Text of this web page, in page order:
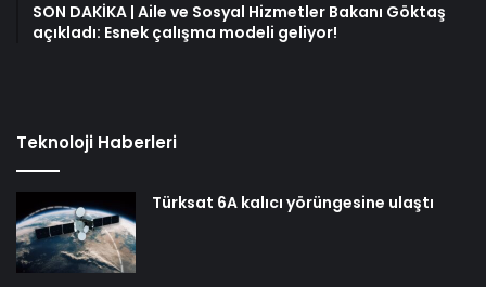
SON DAKİKA | Aile ve Sosyal Hizmetler Bakanı Göktaş
açıkladı: Esnek çalışma modeli geliyor!
Teknoloji Haberleri
Türksat 6A kalıcı yörüngesine ulaştı